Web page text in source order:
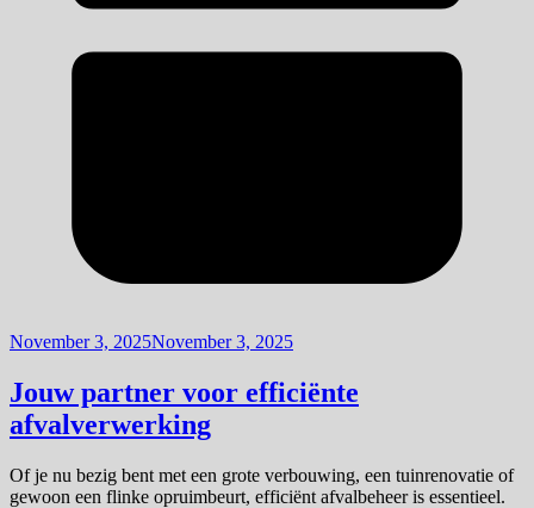
November 3, 2025November 3, 2025
Jouw partner voor efficiënte
afvalverwerking
Of je nu bezig bent met een grote verbouwing, een tuinrenovatie of
gewoon een flinke opruimbeurt, efficiënt afvalbeheer is essentieel.